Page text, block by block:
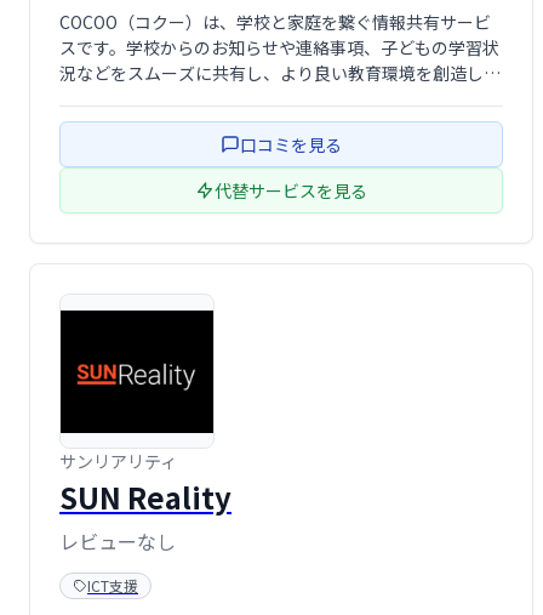
COCOO（コクー）は、学校と家庭を繋ぐ情報共有サービ
スです。学校からのお知らせや連絡事項、子どもの学習状
況などをスムーズに共有し、より良い教育環境を創造しま
お子様の学びをサポートします。
口コミを見る
代替サービスを見る
サンリアリティ
SUN Reality
レビューなし
ICT支援